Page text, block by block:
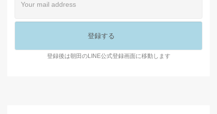
登録後は朝田のLINE公式登録画面に移動します